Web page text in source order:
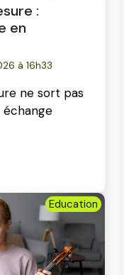
:
en
à 16h33
ne sort pas
échange
Education